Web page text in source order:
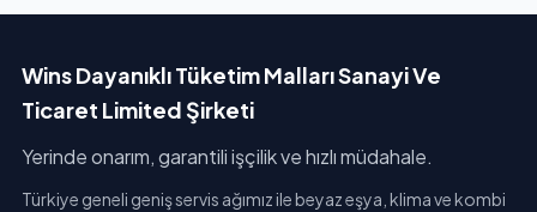
Wins Dayanıklı Tüketim Malları Sanayi Ve
Ticaret Limited Şirketi
Yerinde onarım, garantili işçilik ve hızlı müdahale.
Türkiye geneli geniş servis ağımız ile beyaz eşya, klima ve kombi